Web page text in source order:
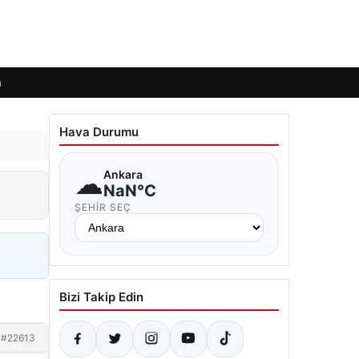
#22613
Hava Durumu
☁Ankara
NaN°C
ŞEHIR SEÇ
Bizi Takip Edin